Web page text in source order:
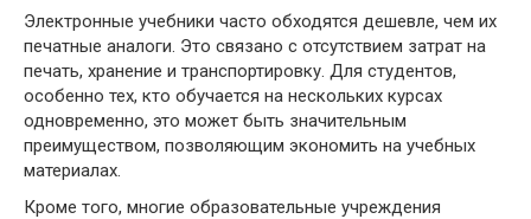
Электронные учебники часто обходятся дешевле, чем их
печатные аналоги. Это связано с отсутствием затрат на
печать, хранение и транспортировку. Для студентов,
особенно тех, кто обучается на нескольких курсах
одновременно, это может быть значительным
преимуществом, позволяющим экономить на учебных
материалах.
Кроме того, многие образовательные учреждения